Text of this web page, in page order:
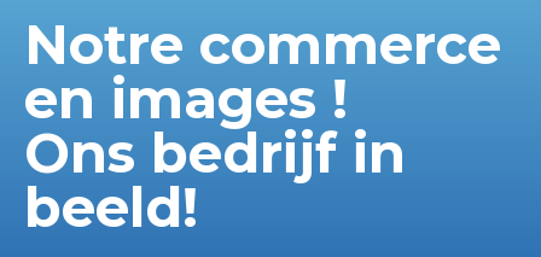
Notre commerce
en images !
Ons bedrijf in
beeld!